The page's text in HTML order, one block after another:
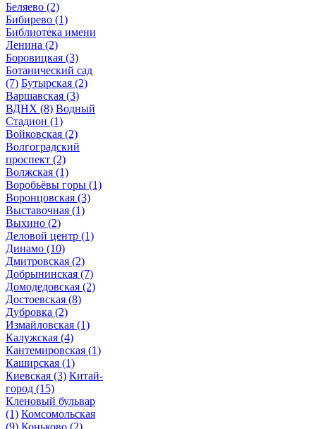
Беляево (2)
Бибирево (1)
Библиотека имени
Ленина (2)
Боровицкая (3)
Ботанический сад
(7) Бутырская (2)
Варшавская (3)
ВДНХ (8) Водный
Стадион (1)
Войковская (2)
Волгоградский
проспект (2)
Волжская (1)
Воробьёвы горы (1)
Воронцовская (3)
Выставочная (1)
Выхино (2)
Деловой центр (1)
Динамо (10)
Дмитровская (2)
Добрынинская (7)
Домодедовская (2)
Достоевская (8)
Дубровка (2)
Измайловская (1)
Калужская (4)
Кантемировская (1)
Каширская (1)
Киевская (3) Китай-
город (15)
Кленовый бульвар
(1) Комсомольская
(9) Коньково (2)